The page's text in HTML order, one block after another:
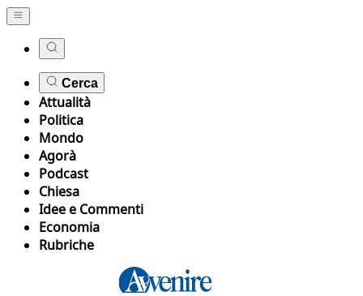
Cerca
Attualità
Politica
Mondo
Agorà
Podcast
Chiesa
Idee e Commenti
Economia
Rubriche